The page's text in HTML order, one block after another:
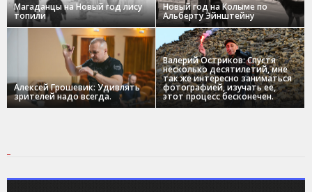
Магаданцы на Новый год лису
топили
Новый год на Колыме по
Альберту Эйнштейну
Алексей Грошевик: Удивлять
зрителей надо всегда.
Валерий Остриков: Спустя
несколько десятилетий, мне
так же интересно заниматься
фотографией, изучать ее,
этот процесс бесконечен.